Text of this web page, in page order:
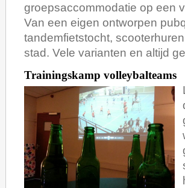
groepsaccommodatie op een
Van een eigen ontworpen
tandemfietstocht,
stad. Vele varianten en altijd
Trainingskamp volleybalteams